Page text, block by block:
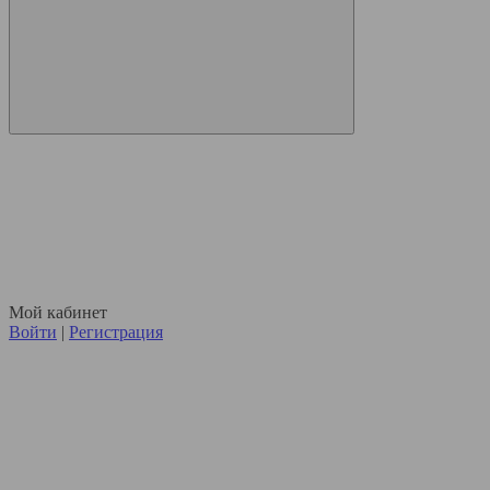
Мой кабинет
Войти | Регистрация